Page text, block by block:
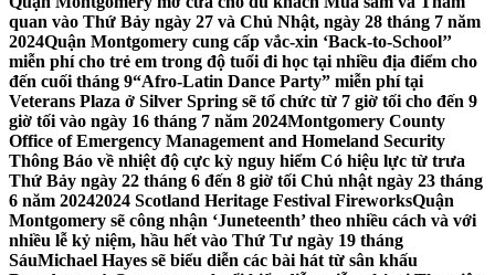
quan vào Thứ Bảy ngày 27 và Chủ Nhật, ngày 28 tháng 7 năm
2024Quận Montgomery cung cấp vắc-xin ‘Back-to-School’’
miễn phí cho trẻ em trong độ tuổi đi học tại nhiều địa điểm cho
đến cuối tháng 9“Afro-Latin Dance Party” miễn phí tại
Veterans Plaza ở Silver Spring sẽ tổ chức từ 7 giờ tối cho đến 9
giờ tối vào ngày 16 tháng 7 năm 2024Montgomery County
Office of Emergency Management and Homeland Security
Thông Báo về nhiệt độ cực kỳ nguy hiểm Có hiệu lực từ trưa
Thứ Bảy ngày 22 tháng 6 đến 8 giờ tối Chủ nhật ngày 23 tháng
6 năm 20242024 Scotland Heritage Festival FireworksQuận
Montgomery sẽ công nhận ‘Juneteenth’ theo nhiều cách và với
nhiều lễ kỷ niệm, hầu hết vào Thứ Tư ngày 19 tháng
SáuMichael Hayes sẽ biểu diễn các bài hát từ sân khấu